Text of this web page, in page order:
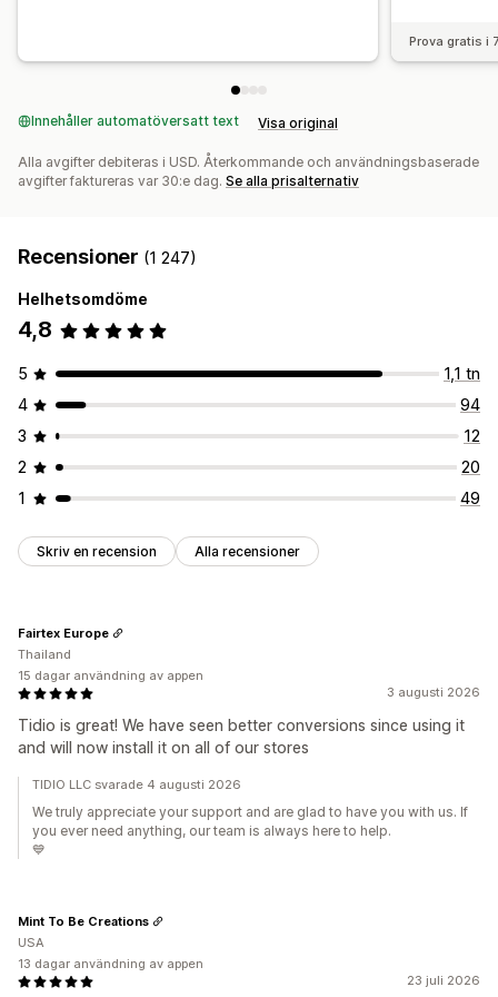
Prova gratis i
Innehåller automatöversatt text Visa original
Alla avgifter debiteras i USD. Återkommande och användningsbaserade
avgifter faktureras var 30:e dag. Se alla prisalternativ
Recensioner (1 247)
Helhetsomdöme
4,8
5
1,1 tn
4
94
3
12
2
20
1
49
Skriv en recension Alla recensioner
3 augusti 2026
Tidio is great! We have seen better conversions since using it
and will now install it on all of our stores
Fairtex Europe
Thailand
15 dagar användning av appen
TIDIO LLC svarade 4 augusti 2026
We truly appreciate your support and are glad to have you with us. If
you ever need anything, our team is always here to help.
💙
23 juli 2026
Mint To Be Creations
USA
13 dagar användning av appen